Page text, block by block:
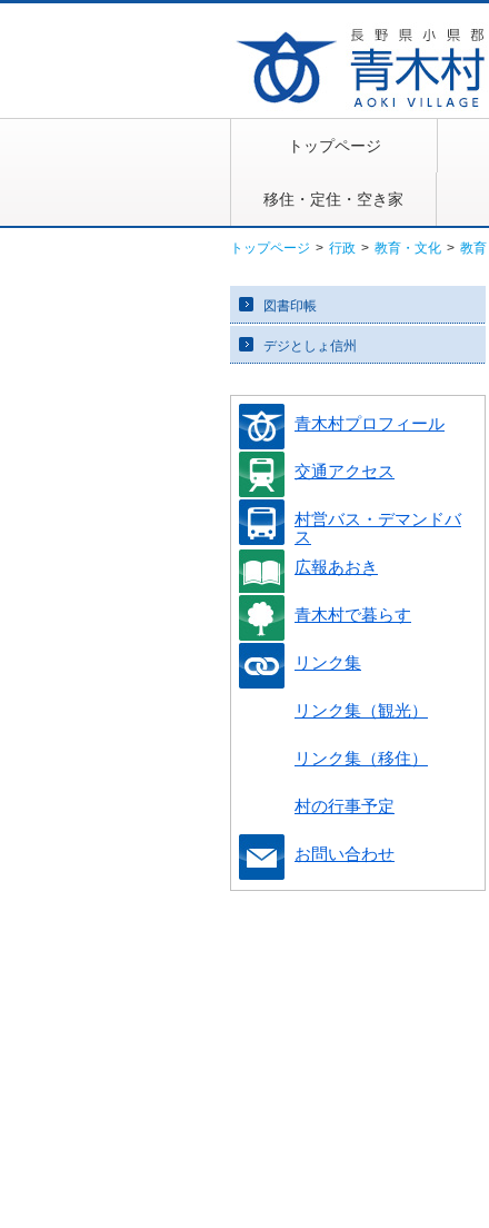
トップページ
移住・定住・空き家
トップページ > 行政 > 教育・文化 > 教
図書印帳
デジとしょ信州
青木村プロフィール
交通アクセス
村営バス・デマンドバ
ス
広報あおき
青木村で暮らす
リンク集
リンク集（観光）
リンク集（移住）
村の行事予定
お問い合わせ